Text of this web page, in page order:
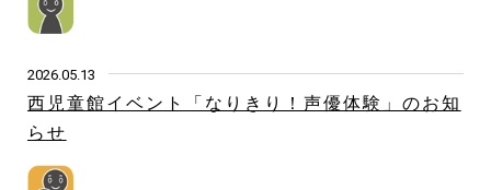
2026.05.13
西児童館イベント「なりきり！声優体験」のお知
らせ